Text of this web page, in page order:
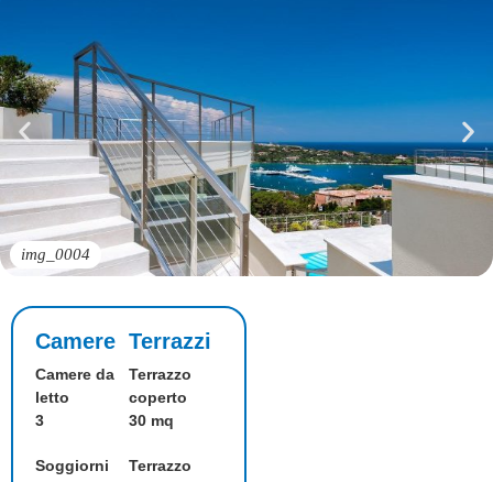
img_0004
Camere
Camere da
letto
3
Soggiorni
Terrazzi
Terrazzo
coperto
30 mq
Terrazzo